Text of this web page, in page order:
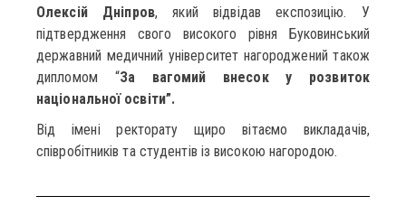
Олексій Дніпров, який відвідав експозицію. У
підтвердження свого високого рівня Буковинський
державний медичний університет нагороджений також
дипломом “За вагомий внесок у розвиток
національної освіти”.
Від імені ректорату щиро вітаємо викладачів,
співробітників та студентів із високою нагородою.